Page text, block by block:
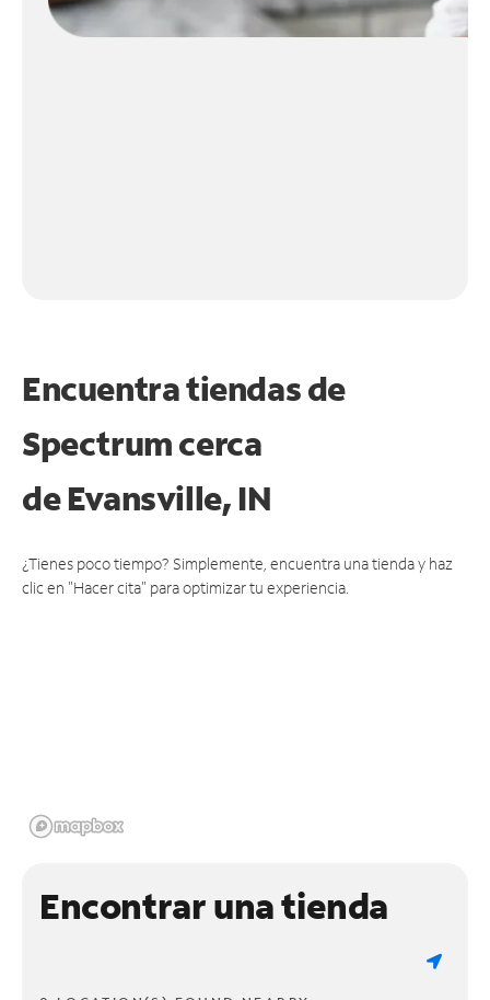
Encuentra tiendas de
Spectrum cerca
deEvansville, IN
¿Tienes poco tiempo? Simplemente, encuentra una tienda y haz
clic en "Hacer cita" para optimizar tu experiencia.
Encontrar una tienda